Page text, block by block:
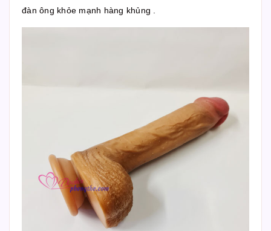
đàn ông khỏe mạnh hàng khủng .